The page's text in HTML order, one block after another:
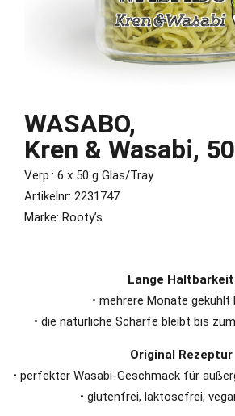
WASABO,
Kren & Wasabi,
Verp.: 6 x 50 g Glas/Tray
Artikelnr: 2231747
Marke: Rooty’s
Lange Haltbarkeit
• mehrere Monate gekühlt
• die natürliche Schärfe bleibt bis
Original Rezeptur
• perfekter Wasabi-Geschmack für
• glutenfrei, laktosefrei,